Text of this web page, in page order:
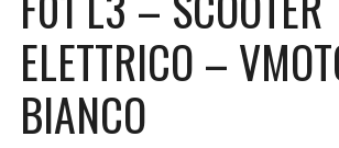
ELETTRICO –
BIANCO